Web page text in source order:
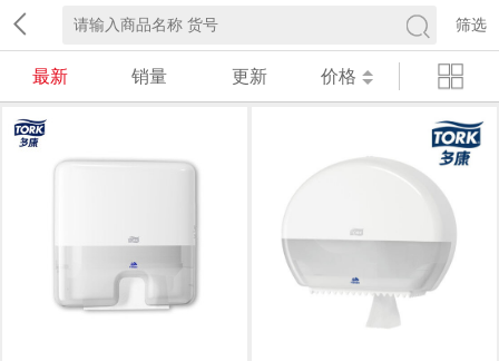
筛选
最新 销量 更新 价格